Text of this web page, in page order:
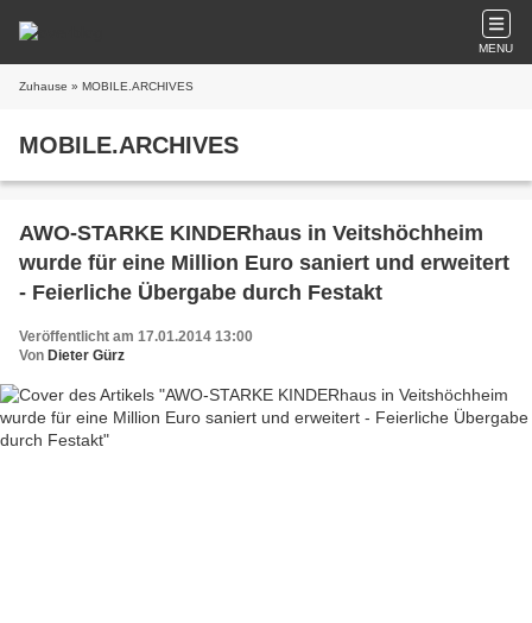
MENU
Zuhause » MOBILE.ARCHIVES
MOBILE.ARCHIVES
AWO-STARKE KINDERhaus in Veitshöchheim
wurde für eine Million Euro saniert und erweitert
- Feierliche Übergabe durch Festakt
Veröffentlicht am 17.01.2014 13:00
Von Dieter Gürz